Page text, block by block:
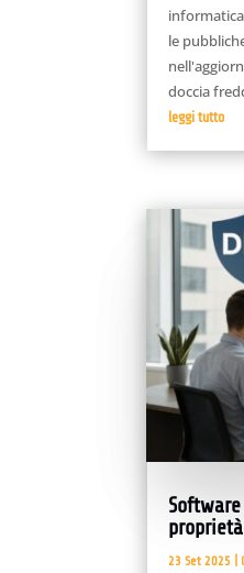
le
doccia
leggi tutto
23 Set 2025